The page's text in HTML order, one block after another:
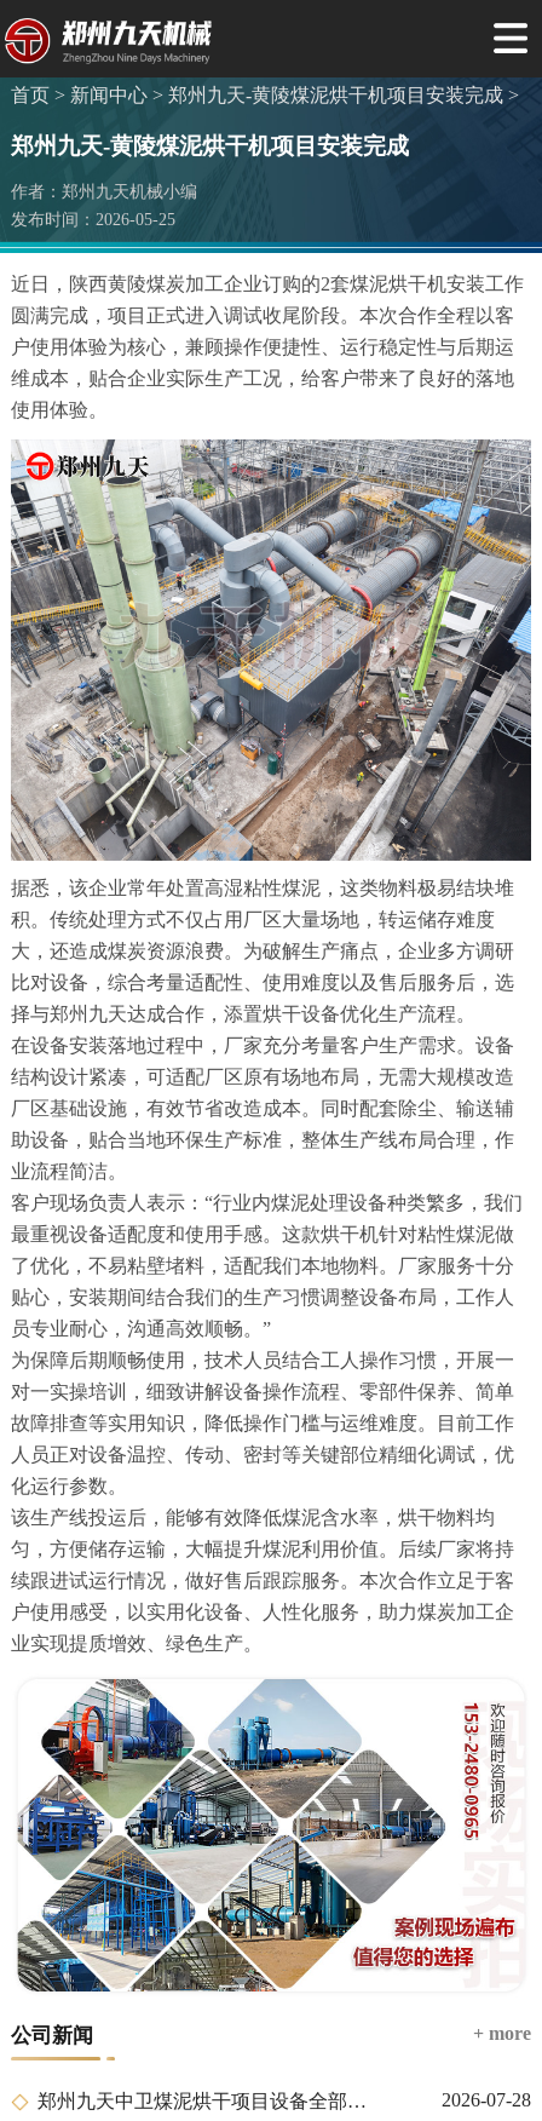
首页 >新闻中心 >郑州九天-黄陵煤泥烘干机项目安装完成 >
郑州九天-黄陵煤泥烘干机项目安装完成
作者：郑州九天机械小编
发布时间：2026-05-25
近日，陕西黄陵煤炭加工企业订购的2套煤泥烘干机安装工作
圆满完成，项目正式进入调试收尾阶段。本次合作全程以客
户使用体验为核心，兼顾操作便捷性、运行稳定性与后期运
维成本，贴合企业实际生产工况，给客户带来了良好的落地
使用体验。
据悉，该企业常年处置高湿粘性煤泥，这类物料极易结块堆
积。传统处理方式不仅占用厂区大量场地，转运储存难度
大，还造成煤炭资源浪费。为破解生产痛点，企业多方调研
比对设备，综合考量适配性、使用难度以及售后服务后，选
择与郑州九天达成合作，添置烘干设备优化生产流程。
在设备安装落地过程中，厂家充分考量客户生产需求。设备
结构设计紧凑，可适配厂区原有场地布局，无需大规模改造
厂区基础设施，有效节省改造成本。同时配套除尘、输送辅
助设备，贴合当地环保生产标准，整体生产线布局合理，作
业流程简洁。
客户现场负责人表示：“行业内煤泥处理设备种类繁多，我们
最重视设备适配度和使用手感。这款烘干机针对粘性煤泥做
了优化，不易粘壁堵料，适配我们本地物料。厂家服务十分
贴心，安装期间结合我们的生产习惯调整设备布局，工作人
员专业耐心，沟通高效顺畅。”
为保障后期顺畅使用，技术人员结合工人操作习惯，开展一
对一实操培训，细致讲解设备操作流程、零部件保养、简单
故障排查等实用知识，降低操作门槛与运维难度。目前工作
人员正对设备温控、传动、密封等关键部位精细化调试，优
化运行参数。
该生产线投运后，能够有效降低煤泥含水率，烘干物料均
匀，方便储存运输，大幅提升煤泥利用价值。后续厂家将持
续跟进试运行情况，做好售后跟踪服务。本次合作立足于客
户使用感受，以实用化设备、人性化服务，助力煤炭加工企
业实现提质增效、绿色生产。
公司新闻 + more
郑州九天中卫煤泥烘干项目设备全部安装完成 2026-07-28